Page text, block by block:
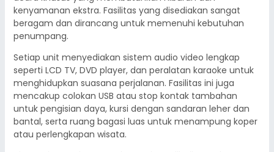
kenyamanan ekstra. Fasilitas yang disediakan sangat
beragam dan dirancang untuk memenuhi kebutuhan
penumpang.
Setiap unit menyediakan sistem audio video lengkap
seperti LCD TV, DVD player, dan peralatan karaoke untuk
menghidupkan suasana perjalanan. Fasilitas ini juga
mencakup colokan USB atau stop kontak tambahan
untuk pengisian daya, kursi dengan sandaran leher dan
bantal, serta ruang bagasi luas untuk menampung koper
atau perlengkapan wisata.